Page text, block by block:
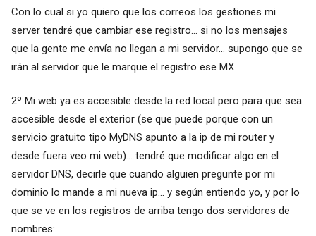
Con lo cual si yo quiero que los correos los gestiones mi
server tendré que cambiar ese registro... si no los mensajes
que la gente me envía no llegan a mi servidor... supongo que se
irán al servidor que le marque el registro ese MX
2º Mi web ya es accesible desde la red local pero para que sea
accesible desde el exterior (se que puede porque con un
servicio gratuito tipo MyDNS apunto a la ip de mi router y
desde fuera veo mi web)... tendré que modificar algo en el
servidor DNS, decirle que cuando alguien pregunte por mi
dominio lo mande a mi nueva ip... y según entiendo yo, y por lo
que se ve en los registros de arriba tengo dos servidores de
nombres: